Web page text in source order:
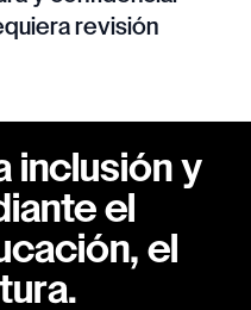
revisión
inclusión y
el
el